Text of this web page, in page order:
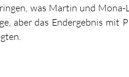
was Martin und Mona-
aber das Endergebnis mit